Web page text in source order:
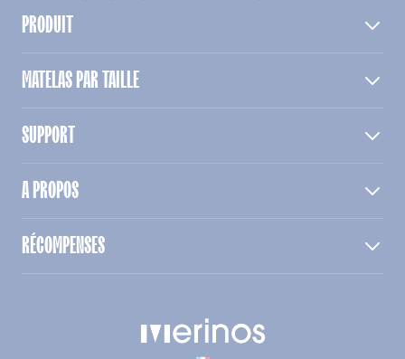
PRODUIT
MATELAS PAR TAILLE
SUPPORT
A PROPOS
RÉCOMPENSES